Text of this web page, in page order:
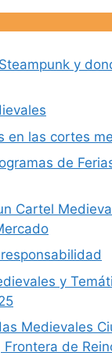
y
en las cortes
de
Cartel
y
Medievales
de